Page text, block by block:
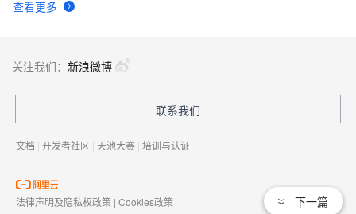
匹配的技术实现
查看更多
下一篇
关注我们： 新浪微博
联系我们
文档 | 开发者社区 | 天池大赛 | 培训与认证
法律声明及隐私权政策 | Cookies政策